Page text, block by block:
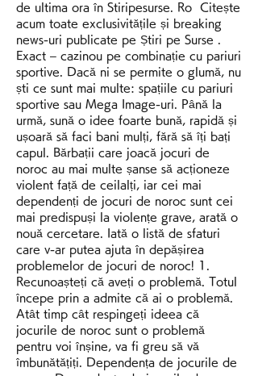
de ultima ora în Stiripesurse. Ro  Citește
acum toate exclusivitățile și breaking
news-uri publicate pe Știri pe Surse ️.
Exact – cazinou pe combinație cu pariuri
sportive. Dacă ni se permite o glumă, nu
ști ce sunt mai multe: spațiile cu pariuri
sportive sau Mega Image-uri. Până la
urmă, sună o idee foarte bună, rapidă și
ușoară să faci bani mulți, fără să îți bați
capul. Bărbații care joacă jocuri de
noroc au mai multe șanse să acționeze
violent față de ceilalți, iar cei mai
dependenți de jocuri de noroc sunt cei
mai predispuși la violențe grave, arată o
nouă cercetare. Iată o listă de sfaturi
care v-ar putea ajuta în depășirea
problemelor de jocuri de noroc! 1.
Recunoașteți că aveți o problemă. Totul
începe prin a admite că ai o problemă.
Atât timp cât respingeți ideea că
jocurile de noroc sunt o problemă
pentru voi înșine, va fi greu să vă
îmbunătățiți. Dependența de jocurile de